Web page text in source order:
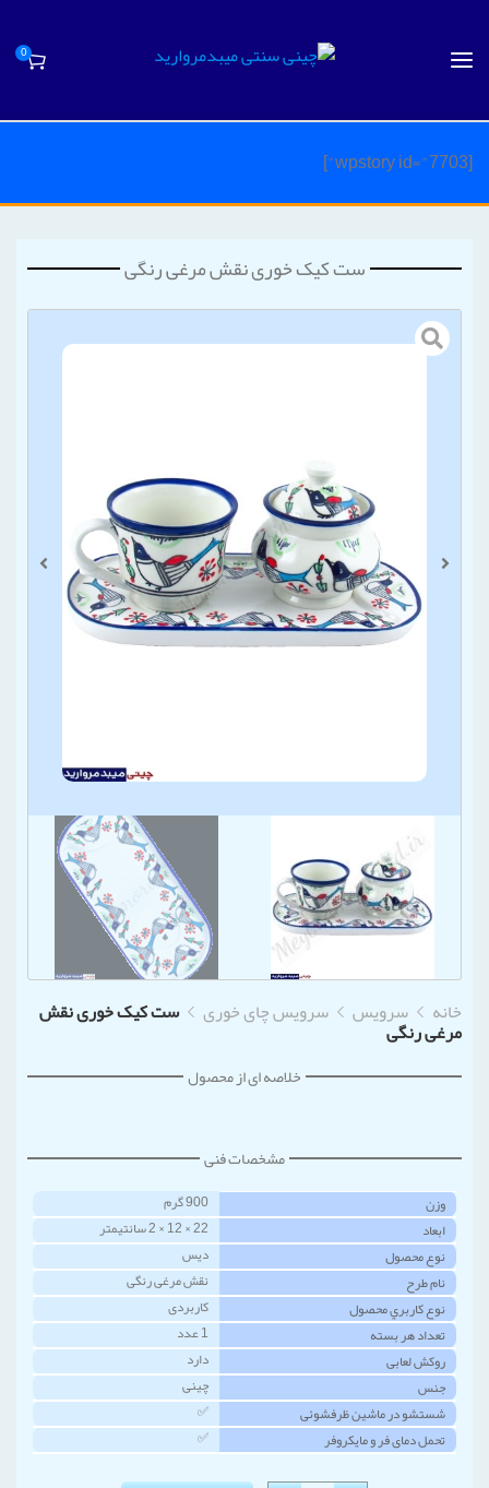
0
[wpstory id="7703"]
ست کیک خوری نقش مرغی رنگی
خانه سرویس سرویس چای خوری ست کیک خوری نقش
مرغی رنگی
خلاصه ای از محصول
مشخصات فنی
وزن
900 گرم
ابعاد
22 × 12 × 2 سانتیمتر
نوع محصول
دیس
نام طرح
نقش مرغی رنگی
نوع کاربري محصول
کاربردی
تعداد هر بسته
1 عدد
روکش لعابی
دارد
جنس
چینی
شستشو در ماشین ظرفشوئی
✅
تحمل دمای فر و مایکروفر
✅